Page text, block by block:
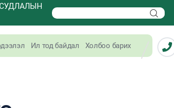
Ил тод байдал Холбоо барих